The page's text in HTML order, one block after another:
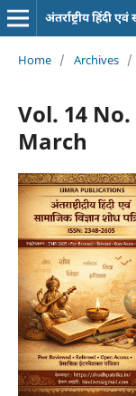
Home / Archives /
Vol. 14
March